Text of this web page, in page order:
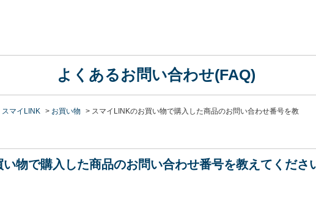
よくあるお問い合わせ(FAQ)
スマイLINK > お買い物 > スマイLINKのお買い物で購入した商品のお問い合わせ番号を教
物で購入した商品のお問い合わせ番号を教えてくださ